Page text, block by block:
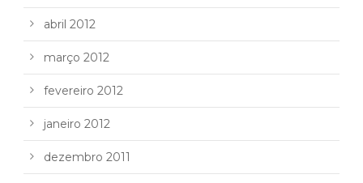
abril 2012
março 2012
fevereiro 2012
janeiro 2012
dezembro 2011